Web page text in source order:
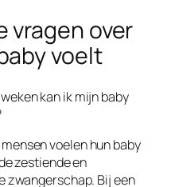
vragen over
voelt
kan ik mijn baby
voelen hun baby
zestiende en
zwangerschap. Bij een